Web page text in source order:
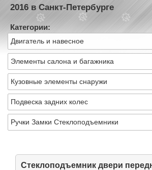
2016 в Санкт-Петербурге
Категории:
Двигатель и навесное
Элементы салона и багажника
Кузовные элементы снаружи
Подвеска задних колес
Ручки Замки Стеклоподъемники
Стеклоподъемник двери